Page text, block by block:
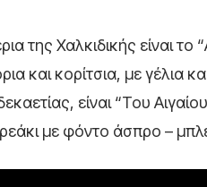
της Χαλκιδικής είναι το
και κορίτσια, με γέλια
είναι “Του
με φόντο άσπρο –